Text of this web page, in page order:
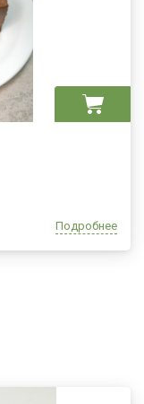
Подробнее